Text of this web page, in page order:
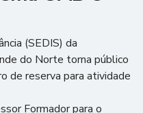
(SEDIS) da
do Norte torna público
de reserva para atividade
Formador para o